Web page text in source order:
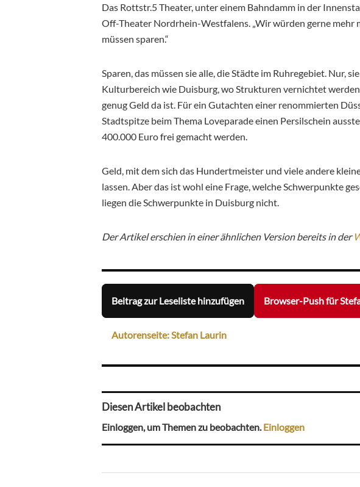
Das Rottstr.5 Theater, unter einem Bahndamm in der
Off-Theater Nordrhein-Westfalens. „Wir würden gerne mehr
müssen sparen.“
Sparen, das müssen sie alle, die Städte im Ruhregebiet. Nur,
Kulturbereich wie Duisburg, wo Strukturen vernichtet
genug Geld da ist. Für ein Gutachten einer renommierten
Stadtspitze beim Thema Loveparade einen Persilschein
400.000 Euro frei gemacht werden.
Geld, mit dem sich das Hundertmeister und viele andere
lassen. Aber das ist wohl eine Frage, welche Schwerpunkte
liegen die Schwerpunkte in Duisburg nicht.
Der Artikel erschien in einer ähnlichen Version bereits in der
Beitrag zur Leseliste hinzufügen Browser-Push für
Autorenseite: Stefan Laurin
Diesen Artikel beobachten
Einloggen, um Themen zu beobachten.Einloggen